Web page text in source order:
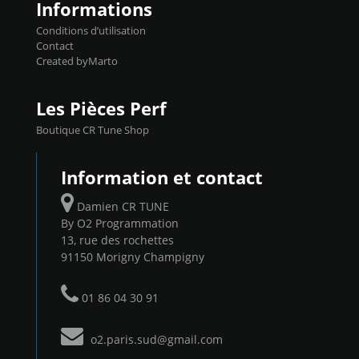
Informations
Conditions d’utilisation
Contact
Created byMarto
Les Pièces Perf
Boutique CR Tune Shop
Information et contact
Damien CR TUNE
By O2 Programmation
13, rue des rochettes
91150 Morigny Champigny
01 86 04 30 91
o2.paris.sud@gmail.com